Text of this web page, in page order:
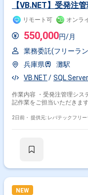
【VB.NET】受発注
リモート可 オンラ
550,000円/月
業務委託(フリーラ
兵庫県
灘駅
VB.NET
SQL Server
作業内容 ・受発注管理シス
2日前・ 提供元: レバテックフリー
NEW